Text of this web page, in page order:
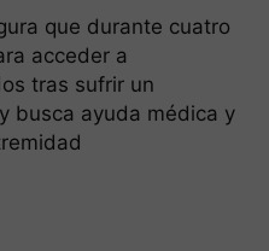
que durante cuatro
acceder a
tras sufrir un
busca ayuda médica y